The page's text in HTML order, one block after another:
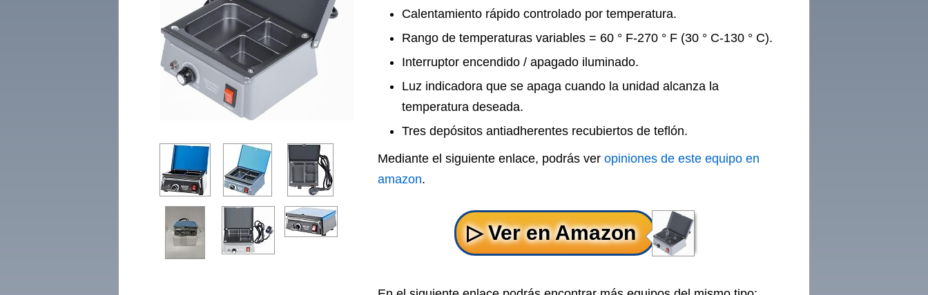
Calentamiento rápido controlado por temperatura.
Rango de temperaturas variables = 60 ° F-270 ° F (30 ° C-130 ° C).
Interruptor encendido / apagado iluminado.
Luz indicadora que se apaga cuando la unidad alcanza la
temperatura deseada.
Tres depósitos antiadherentes recubiertos de teflón.
Mediante el siguiente enlace, podrás ver opiniones de este equipo en
amazon.